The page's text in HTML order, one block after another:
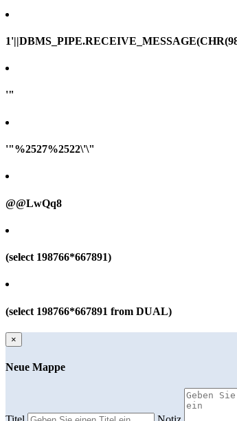
'"
'"%2527%2522\'\"
@@LwQq8
(select 198766*667891)
(select 198766*667891 from DUAL)
×
Neue Mappe